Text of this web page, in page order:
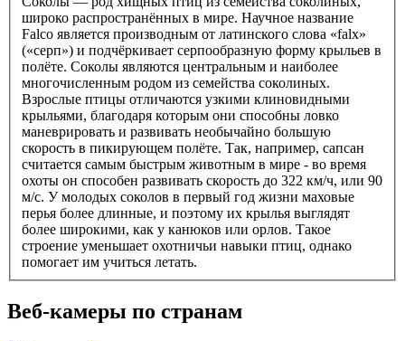
широко распространённых в мире. Научное название
Falco является производным от латинского слова «falx»
(«серп») и подчёркивает серпообразную форму крыльев в
полёте. Соколы являются центральным и наиболее
многочисленным родом из семейства соколиных.
Взрослые птицы отличаются узкими клиновидными
крыльями, благодаря которым они способны ловко
маневрировать и развивать необычайно большую
скорость в пикирующем полёте. Так, например, сапсан
считается самым быстрым животным в мире - во время
охоты он способен развивать скорость до 322 км/ч, или 90
м/с. У молодых соколов в первый год жизни маховые
перья более длинные, и поэтому их крылья выглядят
более широкими, как у канюков или орлов. Такое
строение уменьшает охотничьи навыки птиц, однако
помогает им учиться летать.
Веб-камеры по странам